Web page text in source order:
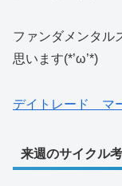
ファンダメンタル
思います(*’ω’*)
デイトレード マ
来週のサイクル